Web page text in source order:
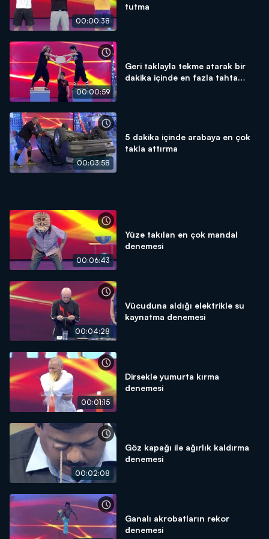
00:00:38
tutma
00:00:59
Geri taklayla tekme atarak bir
dakika içinde en fazla tahta
00:03:58
5 dakika içinde arabaya en çok
takla attırma
00:06:43
Yüze takılan en çok mandal
denemesi
00:04:28
Vücuduna aldığı elektrikle su
kaynatma denemesi
00:01:15
Dirsekle yumurta kırma
denemesi
00:02:08
Göz kapağı ile ağırlık kaldırma
denemesi
Ganalı akrobatların rekor
denemesi